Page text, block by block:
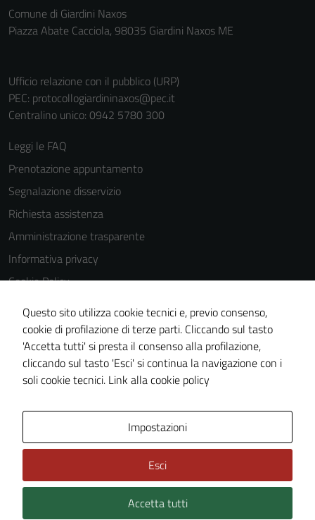
Comune di Giardini Naxos
Piazza Abate Cacciola, 98035 Giardini Naxos ME
Ufficio relazione con il pubblico (URP)
PEC: protocollogiardininaxos@pec.it
Centralino unico: 0942 5780 300
Leggi le FAQ
Prenotazione appuntamento
Segnalazione disservizio
Richiesta assistenza
Amministrazione trasparente
Informativa privacy
Cookie Policy
Note legali
Dichiarazione di accessibilità
Obiettivi di accessibilità
Piano di miglioramento del sito
Technical Design s.r.l.
Questo sito utilizza cookie tecnici e, previo consenso,
cookie di profilazione di terze parti. Cliccando sul tasto
'Accetta tutti' si presta il consenso alla profilazione,
cliccando sul tasto 'Esci' si continua la navigazione con i
soli cookie tecnici. Link alla cookie policy
Impostazioni
Esci
Accetta tutti